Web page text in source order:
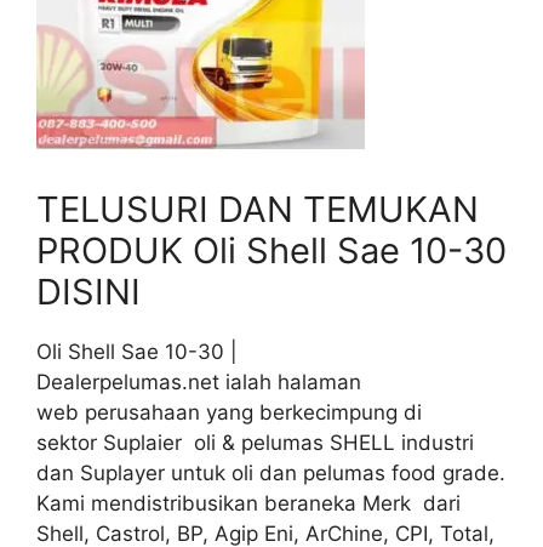
TELUSURI DAN TEMUKAN
PRODUK Oli Shell Sae 10-30
DISINI
Oli Shell Sae 10-30 |
Dealerpelumas.net ialah halaman
web perusahaan yang berkecimpung di
sektor Suplaier oli & pelumas SHELL industri
dan Suplayer untuk oli dan pelumas food grade.
Kami mendistribusikan beraneka Merk dari
Shell, Castrol, BP, Agip Eni, ArChine, CPI, Total,